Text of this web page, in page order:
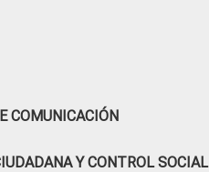
COMUNICACIÓN
Y CONTROL SOCIAL